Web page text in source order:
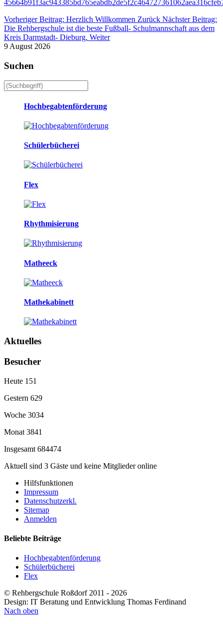
Vorheriger Beitrag: Herzlich Willkommen Zurück Nächster Beitrag:
Die Rehbergschule ist die beste Fußball- Schulmannschaft aus dem
Kreis Darmstadt- Dieburg. Weiter
9 August 2026
Suchen
Hochbegabtenförderung
Schülerbücherei
Flex
Rhythmisierung
Matheeck
Mathekabinett
Aktuelles
Besucher
Heute 151
Gestern 629
Woche 3034
Monat 3841
Insgesamt 684474
Aktuell sind 3 Gäste und keine Mitglieder online
Hilfsfunktionen
Impressum
Datenschutzerkl.
Sitemap
Anmelden
Beliebte Beiträge
Hochbegabtenförderung
Schülerbücherei
Flex
© Rehbergschule Roßdorf 2011 - 2026
Design: IT Beratung und Entwicklung Thomas Ferdinand
Nach oben